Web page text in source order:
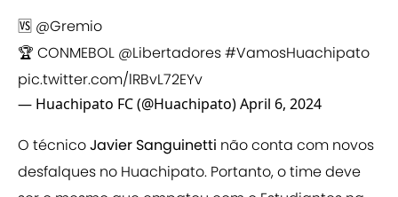
🆚 @Gremio
🏆 CONMEBOL @Libertadores#VamosHuachipato
pic.twitter.com/lRBvL72EYv
— Huachipato FC (@Huachipato)April 6, 2024
O técnicoJavier Sanguinetti não conta com novos
desfalques no Huachipato. Portanto, o time deve